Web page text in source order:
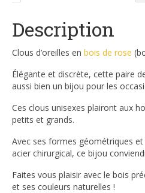
Description
Clous d’oreilles en bois de rose
Élégante et discrète, cette paire
aussi bien un bijou pour les
Ces clous unisexes plairont aux
petits et grands.
Avec ses formes géométriques
acier chirurgical, ce bijou
Faites vous plaisir avec le bois
et ses couleurs naturelles !